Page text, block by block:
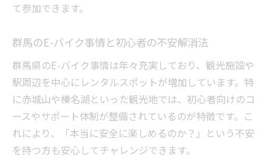
て参加できます。
群馬のE-バイク事情と初心者の不安解消法
群馬県のE-バイク事情は年々充実しており、観光施設や
駅周辺を中心にレンタルスポットが増加しています。特
に赤城山や榛名湖といった観光地では、初心者向けのコ
ースやサポート体制が整備されているのが特徴です。こ
れにより、「本当に安全に楽しめるのか？」という不安
を持つ方も安心してチャレンジできます。